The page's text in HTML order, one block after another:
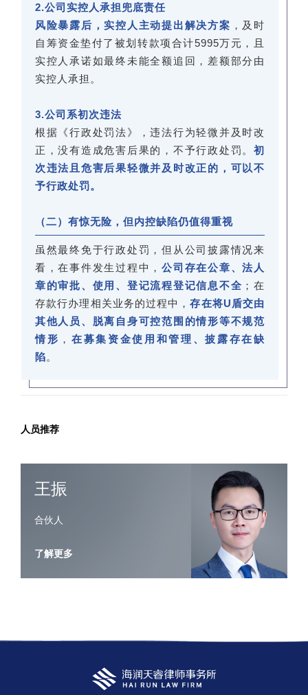
2.公司实控人承担兜底责任
风险暴露后，实控人主动提出解决方案 ，及时
自筹资金垫付了被划转款项合计5995万元，且
实控人承诺如最终未能全额追回，差额部分由
实控人承担。
3.公司系初次违法
根据《行政处罚法》，违法行为轻微并及时改
正，没有造成危害后果的，不予行政处罚。 初
次违法且危害后果轻微并及时改正的，可以不
予行政处罚。
（二）有惊无险，但内控缺陷仍值得重视
虽然最终免于行政处罚，但从公司披露情况来
看，在事件发生过程中，公司存在公章、法人
章的审批、使用、登记流程登记信息不全 ；在
存款行办理相关业务的过程中，存在将U盾交由
其他人员、脱离自身可控范围的情形等不规范
情形 ，在募集资金使用和管理、披露存在缺
陷。
人员推荐
王振
合伙人
了解更多